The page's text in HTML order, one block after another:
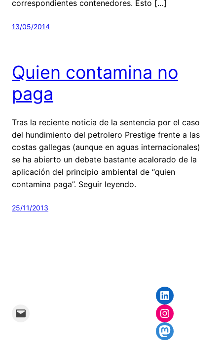
correspondientes contenedores. Esto […]
13/05/2014
Quien contamina no
paga
Tras la reciente noticia de la sentencia por el caso
del hundimiento del petrolero Prestige frente a las
costas gallegas (aunque en aguas internacionales)
se ha abierto un debate bastante acalorado de la
aplicación del principio ambiental de “quien
contamina paga”. Seguir leyendo.
25/11/2013
Mail
LinkedIn
Instagram
Mastodon